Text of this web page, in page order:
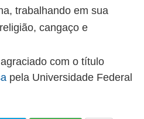
trabalhando em sua
cangaço e
com o título
pela Universidade Federal